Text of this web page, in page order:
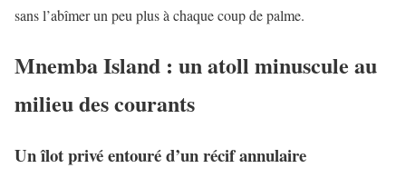
sans l’abîmer un peu plus à chaque coup de palme.
Mnemba Island : un atoll minuscule au
milieu des courants
Un îlot privé entouré d’un récif annulaire